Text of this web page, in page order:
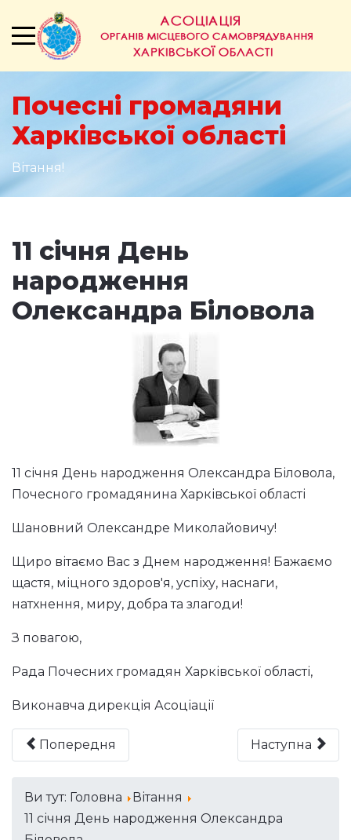
Почесні громадяни
Харківської області
Вітання!
11 cічня День
народження
Олександра Біловола
11 січня День народження Олександра Біловола,
Почесного громадянина Харківської області
Шановний Олександре Миколайовичу!
Щиро вітаємо Вас з Днем народження! Бажаємо
щастя, міцного здоров'я, успіху, наснаги,
натхнення, миру, добра та злагоди!
З повагою,
Рада Почесних громадян Харківської області,
Виконавча дирекція Асоціації
Попередня Наступна
Ви тут: Головна
Вітання
11 cічня День народження Олександра